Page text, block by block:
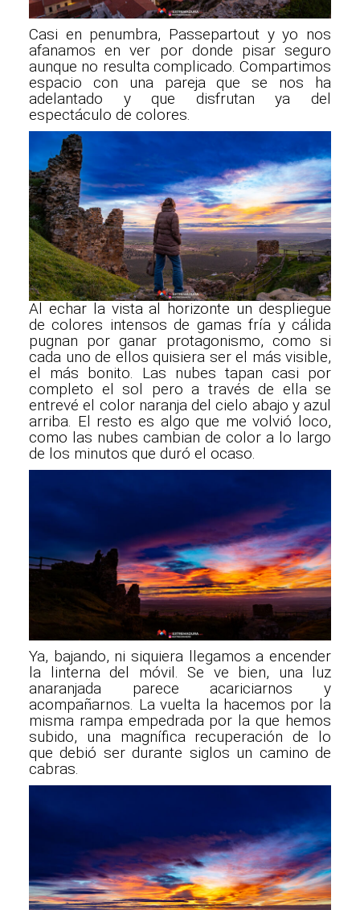
Casi en penumbra, Passepartout y yo nos
afanamos en ver por donde pisar seguro
aunque no resulta complicado. Compartimos
espacio con una pareja que se nos ha
adelantado y que disfrutan ya del
espectáculo de colores.
Al echar la vista al horizonte un despliegue
de colores intensos de gamas fría y cálida
pugnan por ganar protagonismo, como si
cada uno de ellos quisiera ser el más visible,
el más bonito. Las nubes tapan casi por
completo el sol pero a través de ella se
entrevé el color naranja del cielo abajo y azul
arriba. El resto es algo que me volvió loco,
como las nubes cambian de color a lo largo
de los minutos que duró el ocaso.
Ya, bajando, ni siquiera llegamos a encender
la linterna del móvil. Se ve bien, una luz
anaranjada parece acariciarnos y
acompañarnos. La vuelta la hacemos por la
misma rampa empedrada por la que hemos
subido, una magnífica recuperación de lo
que debió ser durante siglos un camino de
cabras.